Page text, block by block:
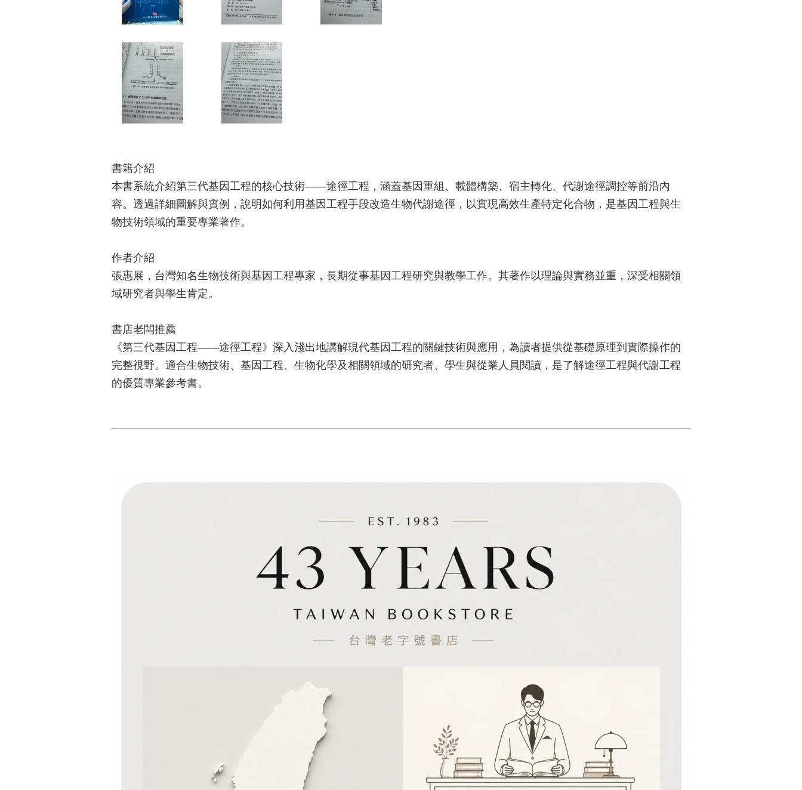
書籍介紹
本書系統介紹第三代基因工程的核心技術——途徑工程，涵蓋基因重組、載體構築、宿主轉化、代謝途徑調控等前沿內
容。透過詳細圖解與實例，說明如何利用基因工程手段改造生物代謝途徑，以實現高效生產特定化合物，是基因工程與生
物技術領域的重要專業著作。
作者介紹
張惠展，台灣知名生物技術與基因工程專家，長期從事基因工程研究與教學工作。其著作以理論與實務並重，深受相關領
域研究者與學生肯定。
書店老闆推薦
《第三代基因工程——途徑工程》深入淺出地講解現代基因工程的關鍵技術與應用，為讀者提供從基礎原理到實際操作的
完整視野。適合生物技術、基因工程、生物化學及相關領域的研究者、學生與從業人員閱讀，是了解途徑工程與代謝工程
的優質專業參考書。